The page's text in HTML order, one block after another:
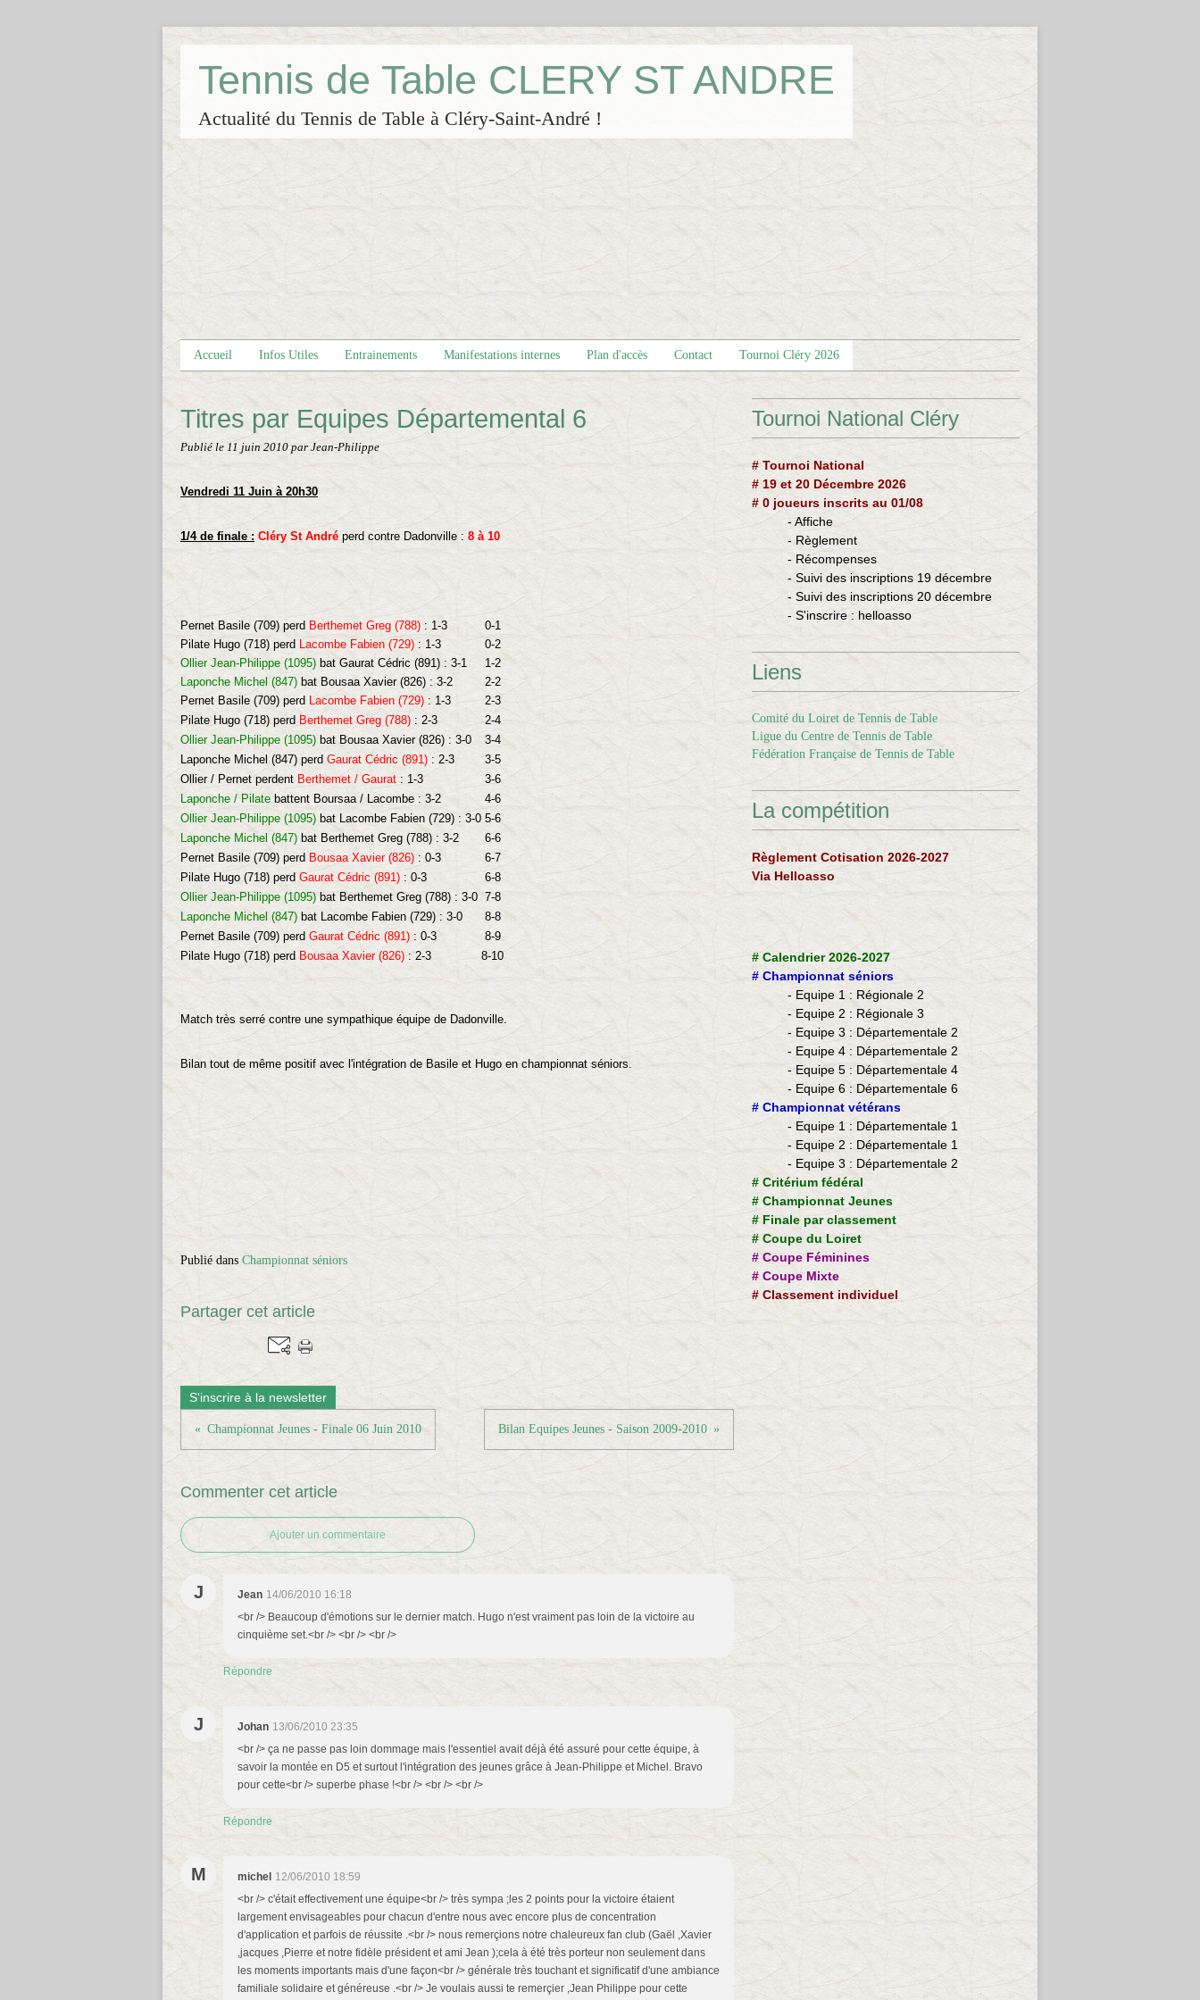
Tennis de Table CLERY ST ANDRE
Actualité du Tennis de Table à Cléry-Saint-André !
Accueil Infos Utiles Entrainements Manifestations internes Plan d'accès Contact Tournoi Cléry 2026
Titres par Equipes Départemental 6
Publié le 11 juin 2010 par Jean-Philippe
Vendredi 11 Juin à 20h30
1/4 de finale : Cléry St André perd contre Dadonville : 8 à 10
Pernet Basile (709) perd Berthemet Greg (788) : 1-3
0-1
Pilate Hugo (718) perd Lacombe Fabien (729) : 1-3
0-2
Ollier Jean-Philippe (1095) bat Gaurat Cédric (891) : 3-1
1-2
Laponche Michel (847) bat Bousaa Xavier (826) : 3-2
2-2
Pernet Basile (709) perd Lacombe Fabien (729) : 1-3
2-3
Pilate Hugo (718) perd Berthemet Greg (788) : 2-3
2-4
Ollier Jean-Philippe (1095) bat Bousaa Xavier (826) : 3-0
3-4
Laponche Michel (847) perd Gaurat Cédric (891) : 2-3
3-5
Ollier / Pernet perdent Berthemet / Gaurat : 1-3
3-6
Laponche / Pilate battent Boursaa / Lacombe : 3-2
4-6
Ollier Jean-Philippe (1095) bat Lacombe Fabien (729) : 3-0 5-6
Laponche Michel (847) bat Berthemet Greg (788) : 3-2
6-6
Pernet Basile (709) perd Bousaa Xavier (826) : 0-3
6-7
Pilate Hugo (718) perd Gaurat Cédric (891) : 0-3
6-8
Ollier Jean-Philippe (1095) bat Berthemet Greg (788) : 3-0 7-8
Laponche Michel (847) bat Lacombe Fabien (729) : 3-0
8-8
Pernet Basile (709) perd Gaurat Cédric (891) : 0-3
8-9
Pilate Hugo (718) perd Bousaa Xavier (826) : 2-3 8-10
Match très serré contre une sympathique équipe de Dadonville.
Bilan tout de même positif avec l'intégration de Basile et Hugo en championnat séniors.
Publié dans Championnat séniors
Partager cet article
S'inscrire à la newsletter
Championnat Jeunes - Finale 06 Juin 2010 Bilan Equipes Jeunes - Saison 2009-2010
Commenter cet article
Ajouter un commentaire
J Jean 14/06/2010 16:18
<br /> Beaucoup d'émotions sur le dernier match. Hugo n'est vraiment pas loin de la victoire au
cinquième set.<br /> <br /> <br />
Répondre
J Johan 13/06/2010 23:35
<br /> ça ne passe pas loin dommage mais l'essentiel avait déjà été assuré pour cette équipe, à
savoir la montée en D5 et surtout l'intégration des jeunes grâce à Jean-Philippe et Michel. Bravo
pour cette<br /> superbe phase !<br /> <br /> <br />
Répondre
M michel 12/06/2010 18:59
<br /> c'était effectivement une équipe<br /> très sympa ;les 2 points pour la victoire étaient
largement envisageables pour chacun d'entre nous avec encore plus de concentration
d'application et parfois de réussite .<br /> nous remerçions notre chaleureux fan club (Gaël ,Xavier
,jacques ,Pierre et notre fidèle président et ami Jean );cela à été très porteur non seulement dans
les moments importants mais d'une façon<br /> générale très touchant et significatif d'une ambiance
familiale solidaire et généreuse .<br /> Je voulais aussi te remerçier ,Jean Philippe pour cette
Tournoi National Cléry
# Tournoi National
# 19 et 20 Décembre 2026
# 0 joueurs inscrits au 01/08
- Affiche
- Règlement
- Récompenses
- Suivi des inscriptions 19 décembre
- Suivi des inscriptions 20 décembre
- S'inscrire : helloasso
Liens
Comité du Loiret de Tennis de Table
Ligue du Centre de Tennis de Table
Fédération Française de Tennis de Table
La compétition
Règlement Cotisation 2026-2027
Via Helloasso
# Calendrier 2026-2027
# Championnat séniors
- Equipe 1 : Régionale 2
- Equipe 2 : Régionale 3
- Equipe 3 : Départementale 2
- Equipe 4 : Départementale 2
- Equipe 5 : Départementale 4
- Equipe 6 : Départementale 6
​# Championnat vétérans
- ​Equipe 1 : Départementale 1
- Equipe 2 : Départementale 1
- Equipe 3 : Départementale 2
# Critérium fédéral
# Championnat Jeunes
# Finale par classement
# Coupe du Loiret
# Coupe Féminines
# Coupe Mixte
#Classement individuel